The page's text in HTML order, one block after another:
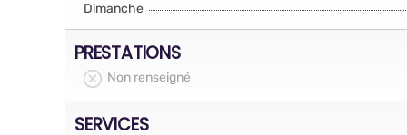
Dimanche
PRESTATIONS
Non renseigné
SERVICES